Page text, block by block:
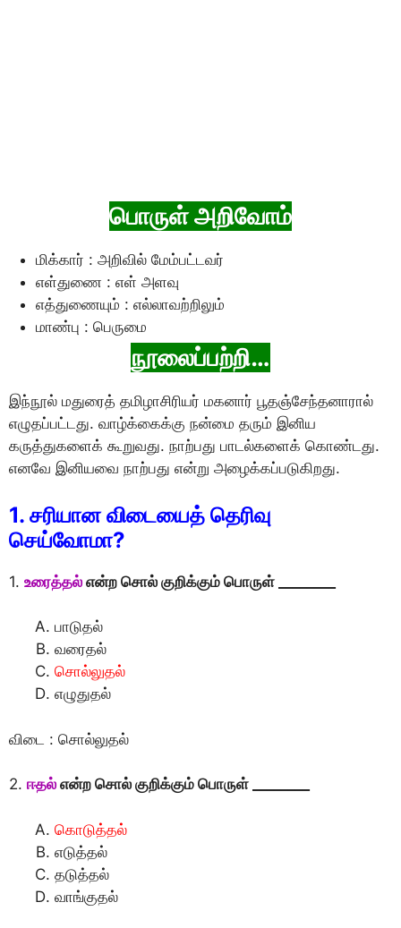
பொருள் அறிவோம்
மிக்கார் : அறிவில் மேம்பட்டவர்
எள்துணை : எள் அளவு
எத்துணையும் : எல்லாவற்றிலும்
மாண்பு : பெருமை
நூலைப்பற்றி…
இந்நூல் மதுரைத் தமிழாசிரியர் மகனார் பூதஞ்சேந்தனாரால்
எழுதப்பட்டது. வாழ்க்கைக்கு நன்மை தரும் இனிய
கருத்துகளைக் கூறுவது. நாற்பது பாடல்களைக் கொண்டது.
எனவே இனியவை நாற்பது என்று அழைக்கப்படுகிறது.
1. சரியான விடையைத் தெரிவு
செய்வோமா?
1. உரைத்தல் என்ற சொல் குறிக்கும் பொருள் ________
பாடுதல்
வரைதல்
சொல்லுதல்
எழுதுதல்
விடை : சொல்லுதல்
2. ஈதல் என்ற சொல் குறிக்கும் பொருள் ________
கொடுத்தல்
எடுத்தல்
தடுத்தல்
வாங்குதல்